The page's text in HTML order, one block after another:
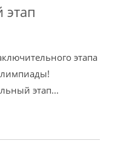
этапа
этап...